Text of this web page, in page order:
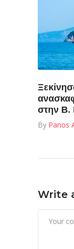
στην Β.
By Panos
Write